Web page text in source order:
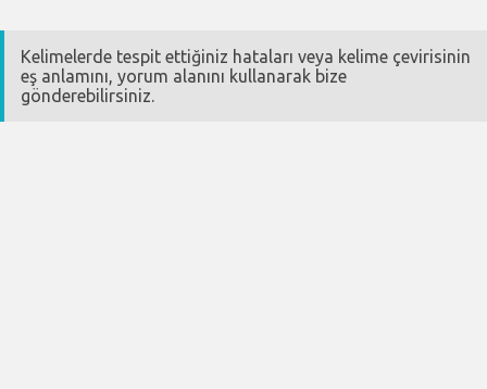
Kelimelerde tespit ettiğiniz hataları veya kelime çevirisinin
eş anlamını, yorum alanını kullanarak bize
gönderebilirsiniz.